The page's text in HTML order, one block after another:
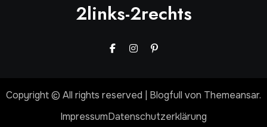
2links-2rechts
Copyright © All rights reserved Blogfull von Themeansar.
ImpressumDatenschutzerklärung